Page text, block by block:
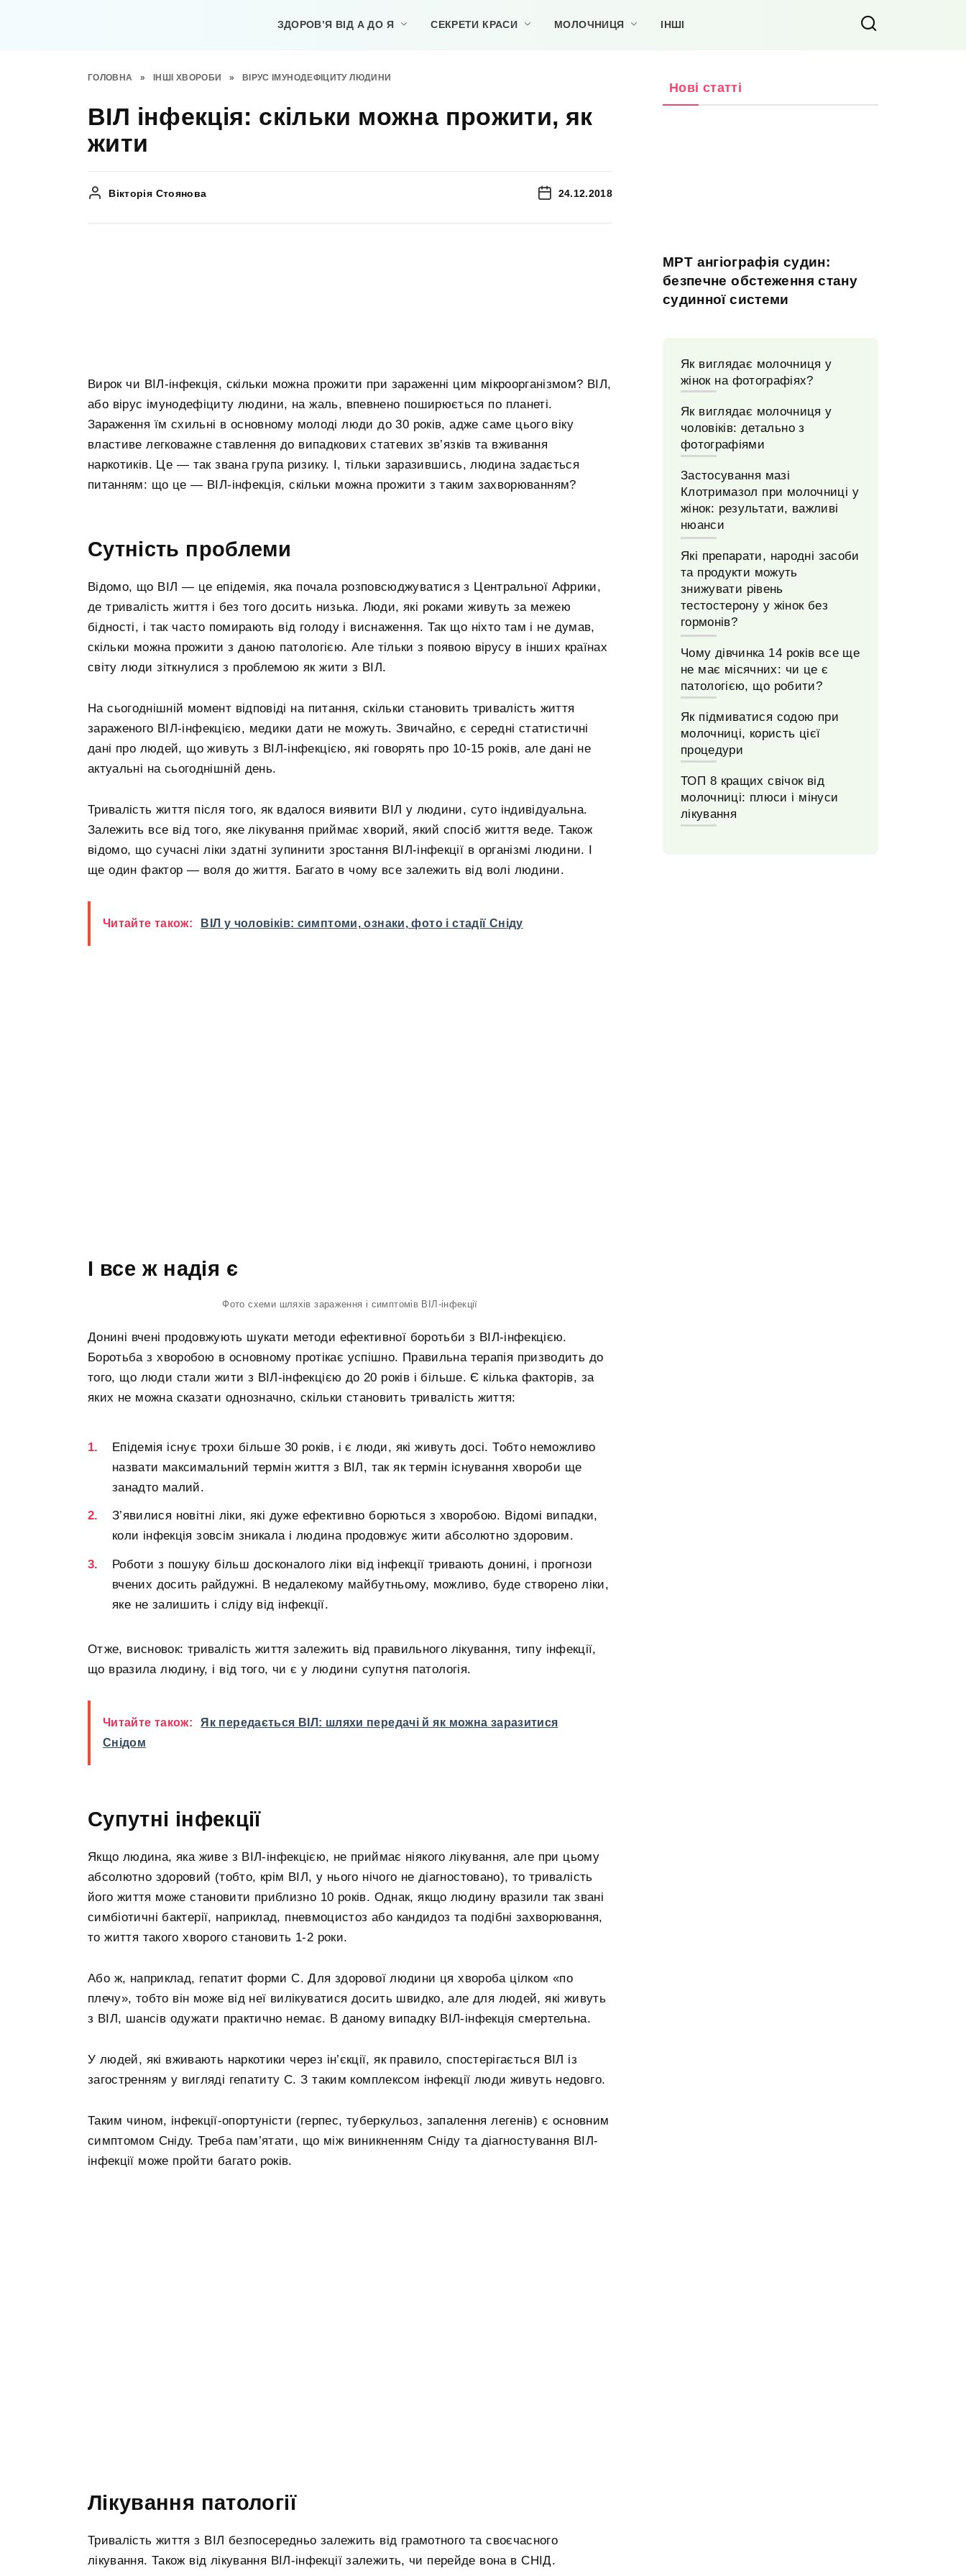
ЗДОРОВ’Я ВІД А ДО Я СЕКРЕТИ КРАСИ МОЛОЧНИЦЯ ІНШІ
ГОЛОВНА » ІНШІ ХВОРОБИ » ВІРУС ІМУНОДЕФІЦИТУ ЛЮДИНИ
ВІЛ інфекція: скільки можна прожити, як
жити
Вікторія Стоянова 24.12.2018
Вирок чи ВІЛ-інфекція, скільки можна прожити при зараженні цим мікроорганізмом? ВІЛ,
або вірус імунодефіциту людини, на жаль, впевнено поширюється по планеті.
Зараження їм схильні в основному молоді люди до 30 років, адже саме цього віку
властиве легковажне ставлення до випадкових статевих зв’язків та вживання
наркотиків. Це — так звана група ризику. І, тільки заразившись, людина задається
питанням: що це — ВІЛ-інфекція, скільки можна прожити з таким захворюванням?
Сутність проблеми
Відомо, що ВІЛ — це епідемія, яка почала розповсюджуватися з Центральної Африки,
де тривалість життя і без того досить низька. Люди, які роками живуть за межею
бідності, і так часто помирають від голоду і виснаження. Так що ніхто там і не думав,
скільки можна прожити з даною патологією. Але тільки з появою вірусу в інших країнах
світу люди зіткнулися з проблемою як жити з ВІЛ.
На сьогоднішній момент відповіді на питання, скільки становить тривалість життя
зараженого ВІЛ-інфекцією, медики дати не можуть. Звичайно, є середні статистичні
дані про людей, що живуть з ВІЛ-інфекцією, які говорять про 10-15 років, але дані не
актуальні на сьогоднішній день.
Тривалість життя після того, як вдалося виявити ВІЛ у людини, суто індивідуальна.
Залежить все від того, яке лікування приймає хворий, який спосіб життя веде. Також
відомо, що сучасні ліки здатні зупинити зростання ВІЛ-інфекції в організмі людини. І
ще один фактор — воля до життя. Багато в чому все залежить від волі людини.
Читайте також: ВІЛ у чоловіків: симптоми, ознаки, фото і стадії Сніду
І все ж надія є
Фото схеми шляхів зараження і симптомів ВІЛ-інфекції
Донині вчені продовжують шукати методи ефективної боротьби з ВІЛ-інфекцією.
Боротьба з хворобою в основному протікає успішно. Правильна терапія призводить до
того, що люди стали жити з ВІЛ-інфекцією до 20 років і більше. Є кілька факторів, за
яких не можна сказати однозначно, скільки становить тривалість життя:
Епідемія існує трохи більше 30 років, і є люди, які живуть досі. Тобто неможливо
назвати максимальний термін життя з ВІЛ, так як термін існування хвороби ще
занадто малий.
З’явилися новітні ліки, які дуже ефективно борються з хворобою. Відомі випадки,
коли інфекція зовсім зникала і людина продовжує жити абсолютно здоровим.
Роботи з пошуку більш досконалого ліки від інфекції тривають донині, і прогнози
вчених досить райдужні. В недалекому майбутньому, можливо, буде створено ліки,
яке не залишить і сліду від інфекції.
Отже, висновок: тривалість життя залежить від правильного лікування, типу інфекції,
що вразила людину, і від того, чи є у людини супутня патологія.
Читайте також:
Як передається ВІЛ: шляхи передачі й як можна заразитися
Снідом
Супутні інфекції
Якщо людина, яка живе з ВІЛ-інфекцією, не приймає ніякого лікування, але при цьому
абсолютно здоровий (тобто, крім ВІЛ, у нього нічого не діагностовано), то тривалість
його життя може становити приблизно 10 років. Однак, якщо людину вразили так звані
симбіотичні бактерії, наприклад, пневмоцистоз або кандидоз та подібні захворювання,
то життя такого хворого становить 1-2 роки.
Або ж, наприклад, гепатит форми С. Для здорової людини ця хвороба цілком «по
плечу», тобто він може від неї вилікуватися досить швидко, але для людей, які живуть
з ВІЛ, шансів одужати практично немає. В даному випадку ВІЛ-інфекція смертельна.
У людей, які вживають наркотики через ін’єкції, як правило, спостерігається ВІЛ із
загостренням у вигляді гепатиту С. З таким комплексом інфекції люди живуть недовго.
Таким чином, інфекції-опортуністи (герпес, туберкульоз, запалення легенів) є основним
симптомом Сніду. Треба пам’ятати, що між виникненням Сніду та діагностування ВІЛ-
інфекції може пройти багато років.
Лікування патології
Тривалість життя з ВІЛ безпосередньо залежить від грамотного та своєчасного
лікування. Також від лікування ВІЛ-інфекції залежить, чи перейде вона в СНІД.
Нові статті
МРТ ангіографія судин:
безпечне обстеження стану
судинної системи
Як виглядає молочниця у
жінок на фотографіях?
Як виглядає молочниця у
чоловіків: детально з
фотографіями
Застосування мазі
Клотримазол при молочниці у
жінок: результати, важливі
нюанси
Які препарати, народні засоби
та продукти можуть
знижувати рівень
тестостерону у жінок без
гормонів?
Чому дівчинка 14 років все ще
не має місячних: чи це є
патологією, що робити?
Як підмиватися содою при
молочниці, користь цієї
процедури
ТОП 8 кращих свічок від
молочниці: плюси і мінуси
лікування